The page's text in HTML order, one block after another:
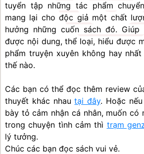
tuyển tập những tác phẩm
mang lại cho độc giả một chất
hưởng những cuốn sách đó.
được nội dung, thể loại, hiểu được
phẩm truyện xuyên không hay
thế nào.
Các bạn có thể đọc thêm review
thuyết khác nhau tại đây. Hoặc
bày tỏ cảm nhận cá nhân, muốn có
trong chuyện tình cảm thì trạm
lý tưởng.
Chúc các bạn đọc sách vui vẻ.